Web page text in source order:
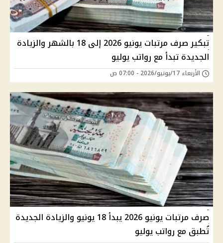
تبكير صرف مرتبات يونيو 2026 إلى 18 بالشهر والزيادة
الجديدة تبدأ مع رواتب يوليو
الأربعاء 17/يونيو/2026 - 07:00 ص
صرف مرتبات يونيو 2026 يبدأ 18 يونيو والزيادة الجديدة
تُطبق مع رواتب يوليو